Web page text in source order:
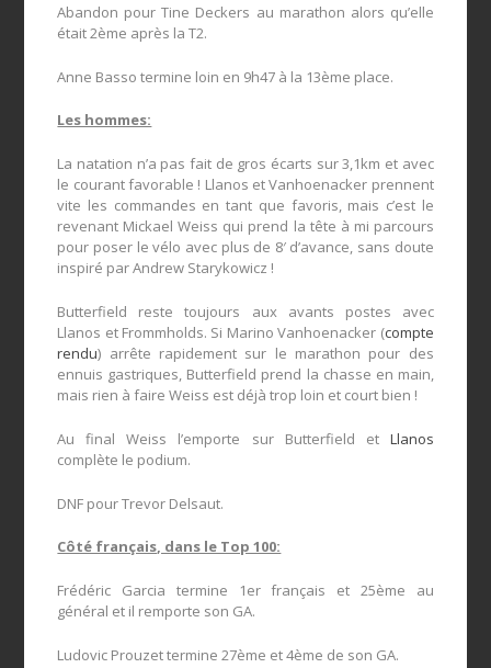
Abandon pour Tine Deckers au marathon alors qu’elle
était 2ème après la T2.
Anne Basso termine loin en 9h47 à la 13ème place.
Les hommes:
La natation n’a pas fait de gros écarts sur 3,1km et avec
le courant favorable ! Llanos et Vanhoenacker prennent
vite les commandes en tant que favoris, mais c’est le
revenant Mickael Weiss qui prend la tête à mi parcours
pour poser le vélo avec plus de 8′ d’avance, sans doute
inspiré par Andrew Starykowicz !
Butterfield reste toujours aux avants postes avec
Llanos et Frommholds. Si Marino Vanhoenacker (compte
rendu) arrête rapidement sur le marathon pour des
ennuis gastriques, Butterfield prend la chasse en main,
mais rien à faire Weiss est déjà trop loin et court bien !
Au final Weiss l’emporte sur Butterfield et Llanos
complète le podium.
DNF pour Trevor Delsaut.
Côté français, dans le Top 100:
Frédéric Garcia termine 1er français et 25ème au
général et il remporte son GA.
Ludovic Prouzet termine 27ème et 4ème de son GA.